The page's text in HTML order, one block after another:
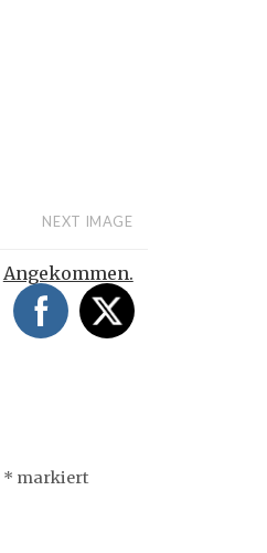
NEXT IMAGE
Angekommen.
* markiert